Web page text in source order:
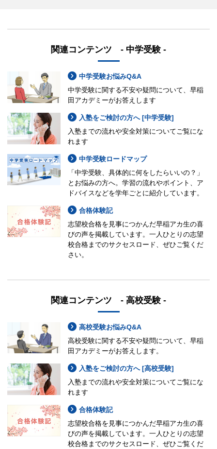
関連コンテンツ - 中学受験 -
中学受験お悩みQ&A
中学受験に関する不安や疑問について、早稲
田アカデミーがお答えします
入塾をご検討の方へ [中学受験]
入塾までの流れや安全対策についてご覧にな
れます
中学受験ロードマップ
「中学受験、具体的に何をしたらいいの？」
とお悩みの方へ。学習の流れやポイント、ア
ドバイスなどを学年ごとに紹介しています。
合格体験記
志望校合格を見事につかんだ早稲アカ生の喜
びの声を掲載しています。一人ひとりの志望
校合格までのサクセスロード、ぜひご覧くだ
さい。
関連コンテンツ - 高校受験 -
高校受験お悩みQ&A
高校受験に関する不安や疑問について、早稲
田アカデミーがお答えします。
入塾をご検討の方へ [高校受験]
入塾までの流れや安全対策についてご覧にな
れます
合格体験記
志望校合格を見事につかんだ早稲アカ生の喜
びの声を掲載しています。一人ひとりの志望
校合格までのサクセスロード、ぜひご覧くだ